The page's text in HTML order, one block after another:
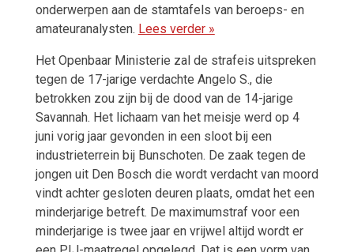
onderwerpen aan de stamtafels van beroeps- en
amateuranalysten. Lees verder »
Het Openbaar Ministerie zal de strafeis uitspreken
tegen de 17-jarige verdachte Angelo S., die
betrokken zou zijn bij de dood van de 14-jarige
Savannah. Het lichaam van het meisje werd op 4
juni vorig jaar gevonden in een sloot bij een
industrieterrein bij Bunschoten. De zaak tegen de
jongen uit Den Bosch die wordt verdacht van moord
vindt achter gesloten deuren plaats, omdat het een
minderjarige betreft. De maximumstraf voor een
minderjarige is twee jaar en vrijwel altijd wordt er